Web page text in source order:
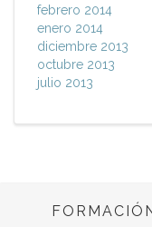
febrero 2014
enero 2014
diciembre 2013
octubre 2013
julio 2013